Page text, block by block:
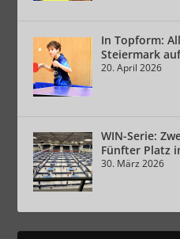
In Topform:
Steiermark
20. April 2026
WIN-Serie:
Fünfter Platz
30. März 2026